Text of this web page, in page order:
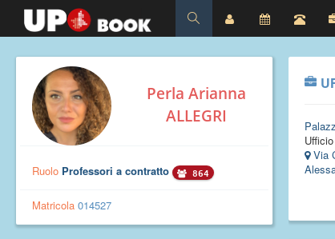
Perla Arianna
ALLEGRI
Ruolo Professori a contratto 864
Matricola 014527
Via